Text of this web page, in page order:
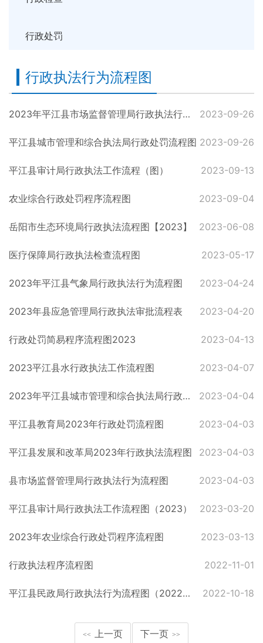
行政处罚
行政执法行为流程图
2023年平江县市场监督管理局行政执法行为流程图 2023-09-26
平江县城市管理和综合执法局行政处罚流程图 2023-09-26
平江县审计局行政执法工作流程（图） 2023-09-13
农业综合行政处罚程序流程图 2023-09-04
岳阳市生态环境局行政执法流程图【2023】 2023-06-08
医疗保障局行政执法检查流程图 2023-05-17
2023年平江县气象局行政执法行为流程图 2023-04-24
2023年县应急管理局行政执法审批流程表 2023-04-20
行政处罚简易程序流程图2023 2023-04-13
2023平江县水行政执法工作流程图 2023-04-07
2023年平江县城市管理和综合执法局行政处罚案件办理流程图 2023-04-04
平江县教育局2023年行政处罚流程图 2023-04-03
平江县发展和改革局2023年行政执法流程图 2023-04-03
县市场监督管理局行政执法行为流程图 2023-04-03
平江县审计局行政执法工作流程图（2023） 2023-03-20
2023年农业综合行政处罚程序流程图 2023-03-13
行政执法程序流程图 2022-11-01
平江县民政局行政执法行为流程图（2022年度） 2022-10-18
<< 上一页 下一页 >>